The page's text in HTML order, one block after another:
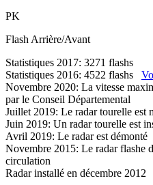
PK
Flash Arrière/Avant
Statistiques 2017: 3271 flashs
Statistiques 2016: 4522 flashs
Novembre 2020: La vitesse
par le Conseil Départemental
Juillet 2019: Le radar tourelle est
Juin 2019: Un radar tourelle est
Avril 2019: Le radar est démonté
Novembre 2015: Le radar flashe
circulation
Radar installé en décembre 2012